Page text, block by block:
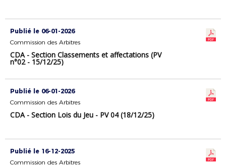
Publié le 06-01-2026
Commission des Arbitres
CDA - Section Classements et affectations (PV
n°02 - 15/12/25)
Publié le 06-01-2026
Commission des Arbitres
CDA - Section Lois du Jeu - PV 04 (18/12/25)
Publié le 16-12-2025
Commission des Arbitres